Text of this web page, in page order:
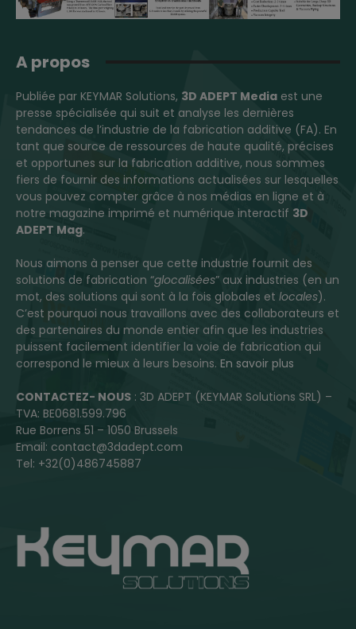
A propos
Publiée par KEYMAR Solutions, 3D ADEPT Media est une
presse spécialisée qui suit et analyse les dernières
tendances de l’industrie de la fabrication additive (FA). En
tant que source de ressources de haute qualité, précises
et opportunes sur la fabrication additive, nous sommes
fiers de fournir des informations actualisées sur lesquelles
vous pouvez compter grâce à nos médias en ligne et à
notre magazine imprimé et numérique interactif 3D
ADEPT Mag.
Nous aimons à penser que cette industrie fournit des
solutions de fabrication “glocalisées” aux industries (en un
mot, des solutions qui sont à la fois globales et locales).
C’est pourquoi nous travaillons avec des collaborateurs et
des partenaires du monde entier afin que les industries
puissent facilement identifier la voie de fabrication qui
correspond le mieux à leurs besoins. En savoir plus
CONTACTEZ- NOUS : 3D ADEPT (KEYMAR Solutions SRL) –
TVA: BE0681.599.796
Rue Borrens 51 – 1050 Brussels
Email: contact@3dadept.com
Tel: +32(0)486745887